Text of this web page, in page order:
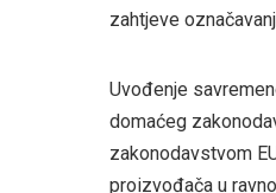
zahtjeve
Uvođenje
domaćeg
zakonodavstvom
proizvođača u